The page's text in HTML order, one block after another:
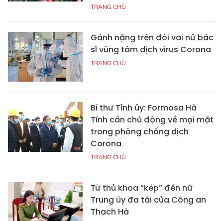
TRANG CHỦ
Gánh nặng trên đôi vai nữ bác
sĩ vùng tâm dịch virus Corona
TRANG CHỦ
Bí thư Tỉnh ủy: Formosa Hà
Tĩnh cần chủ động về mọi mặt
trong phòng chống dịch
Corona
TRANG CHỦ
Từ thủ khoa “kép” đến nữ
Trung úy đa tài của Công an
Thạch Hà